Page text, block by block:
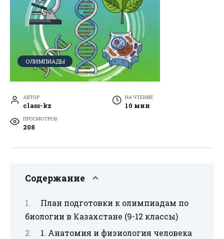
ОЛИМПИАДЫ
АВТОР
class-kz
НА ЧТЕНИЕ
10 мин
ПРОСМОТРОВ
208
Содержание
План подготовки к олимпиадам по
биологии в Казахстане (9-12 классы)
1. Анатомия и физиология человека